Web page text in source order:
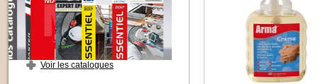
Voir les catalogues